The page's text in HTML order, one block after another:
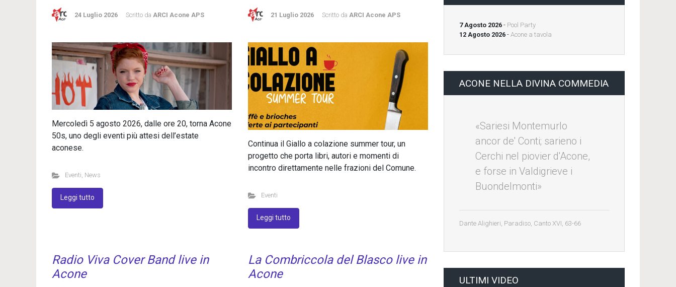
24 Luglio 2026 Scritto da ARCI Acone APS
Mercoledì 5 agosto 2026, dalle ore 20, torna Acone
50s, uno degli eventi più attesi dell’estate
aconese.
Eventi, News
Leggi tutto
21 Luglio 2026 Scritto da ARCI Acone APS
Continua il Giallo a colazione summer tour, un
progetto che porta libri, autori e momenti di
incontro direttamente nelle frazioni del Comune.
Eventi
Leggi tutto
Radio Viva Cover Band live in
Acone
La Combriccola del Blasco live in
Acone
7 Agosto 2026 - Pool Party
12 Agosto 2026 - Acone a tavola
ACONE NELLA DIVINA COMMEDIA
«Sariesi Montemurlo
ancor de' Conti; sarieno i
Cerchi nel piovier d'Acone,
e forse in Valdigrieve i
Buondelmonti»
Dante Alighieri, Paradiso, Canto XVI, 63-66
ULTIMI VIDEO